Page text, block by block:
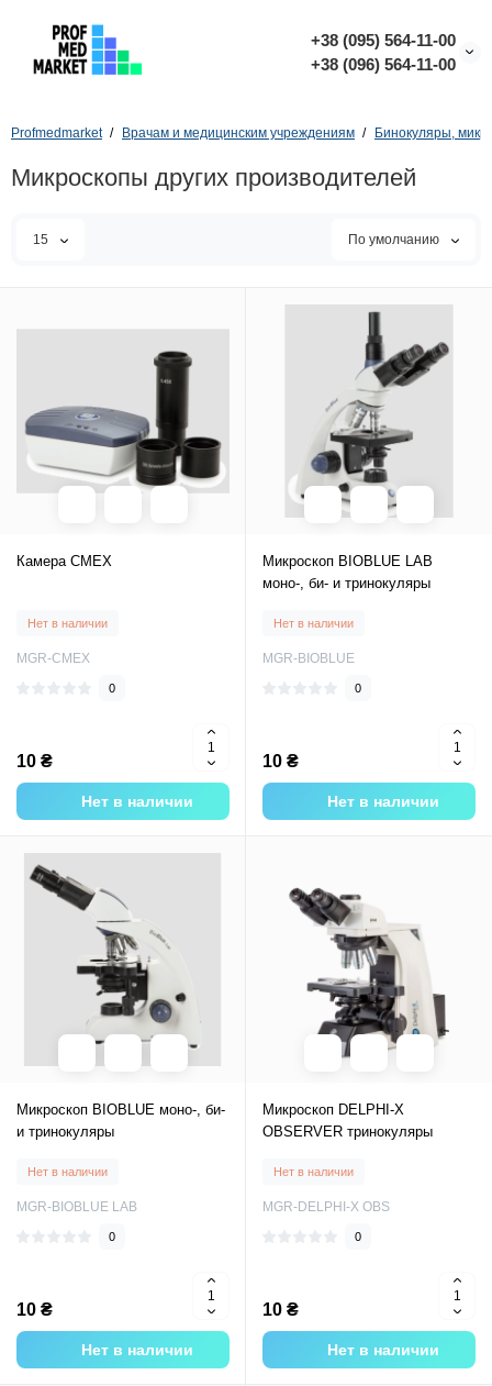
+38 (095) 564-11-00
+38 (096) 564-11-00
Profmedmarket Врачам и медицинским учреждениям Бинокуляры,
Микроскопы других производителей
15 По умолчанию
Камера CMEX
Нет в наличии
MGR-CMEX
0
10 ₴
Нет в наличии
Микроскоп BIOBLUE LAB
моно-, би- и тринокуляры
Нет в наличии
MGR-BIOBLUE
0
10 ₴
Нет в наличии
Микроскоп BIOBLUE моно-, би-
и тринокуляры
Нет в наличии
MGR-BIOBLUE LAB
0
10 ₴
Нет в наличии
Микроскоп DELPHI-X
OBSERVER тринокуляры
Нет в наличии
MGR-DELPHI-X OBS
0
10 ₴
Нет в наличии